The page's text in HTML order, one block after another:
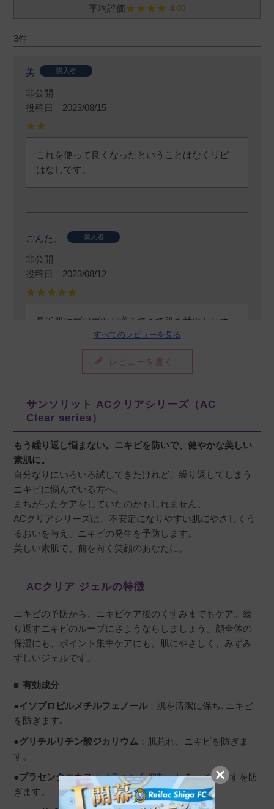
4.00
3
美 購入者
非公開
投稿日
2023/08/15
これを使って良くなったということはなくリピ
はなしです。
ごんた、 購入者
非公開
投稿日
2023/08/12
最近肌にブツブツが増えてきて肌を甘やかせす
ぎかなと思いクリームの使用を控えてました。
それでは肌の乾燥が気になり、代わりをさがし
てたどりつきました。いい感じです。はだがつ
M.U
40代
投稿日
2022/06/26
ライン使いをしています。
たり不安定なお肌の時にも安心して使えます。
すべてのレビューを見る
レビューを書く
サンソリット ACクリアシリーズ（AC
Clear series）
もう繰り返し悩まない。ニキビを防いで、健やかな美しい
素肌に。
自分なりにいろいろ試してきたけれど、繰り返してしまう
ニキビに悩んでいる方へ。
まちがったケアをしていたのかもしれません。
ACクリアシリーズは、不安定になりやすい肌にやさしくう
るおいを与え、ニキビの発生を予防します。
美しい素肌で、前を向く笑顔のあなたに。
ACクリア ジェルの特徴
ニキビの予防から、ニキビケア後のくすみまでもケア。繰
り返すニキビのループにさようならしましょう。顔全体の
保湿にも、ポイント集中ケアにも。肌にやさしく、みずみ
ずしいジェルです。
■ 有効成分
●イソプロピルメチルフェノール ：肌を清潔に保ち､ニキビ
を防ぎます｡
●グリチルリチン酸ジカリウム ：肌荒れ、ニキビを防ぎま
す。
●プラセンタエキス：メラニンを抑制、しみ、そばかすを防
ぎます。